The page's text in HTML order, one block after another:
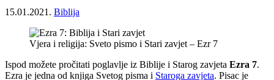
15.01.2021. Biblija
Vjera i religija: Sveto pismo i Stari zavjet – Ezr 7
Ispod možete pročitati poglavlje iz Biblije i Starog zavjeta Ezra 7.
Ezra je jedna od knjiga Svetog pisma i Staroga zavjeta. Pisac je